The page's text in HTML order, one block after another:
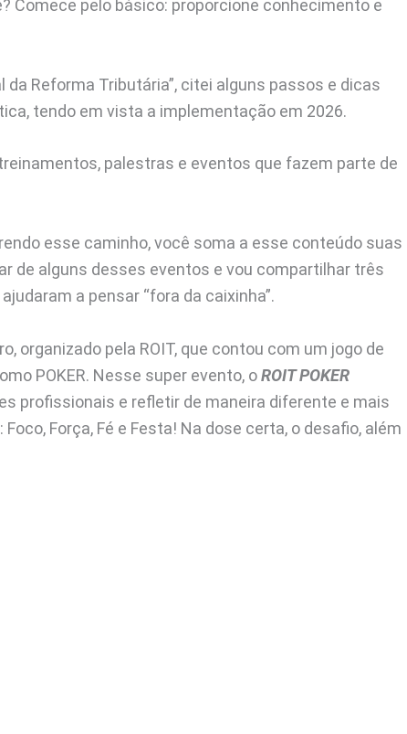
Comece pelo básico: proporcione conhecimento e
da Reforma Tributária”, citei alguns passos e dicas
tendo em vista a implementação em 2026.
palestras e eventos que fazem parte de
esse caminho, você soma a esse conteúdo suas
de alguns desses eventos e vou compartilhar três
a pensar “fora da caixinha”.
organizado pela ROIT, que contou com um jogo de
POKER. Nesse super evento, oROIT POKER
profissionais e refletir de maneira diferente e mais
Força, Fé e Festa! Na dose certa, o desafio, além